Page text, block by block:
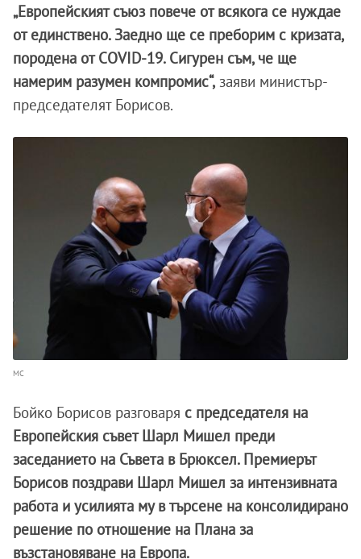
„Европейският съюз повече от всякога се нуждае
от единствено. Заедно ще се преборим с кризата,
породена от COVID-19. Сигурен съм, че ще
намерим разумен компромис“, заяви министър-
председателят Борисов.
МС
Бойко Борисов разговаря с председателя на
Европейския съвет Шарл Мишел преди
заседанието на Съвета в Брюксел. Премиерът
Борисов поздрави Шарл Мишел за интензивната
работа и усилията му в търсене на консолидирано
решение по отношение на Плана за
възстановяване на Европа.